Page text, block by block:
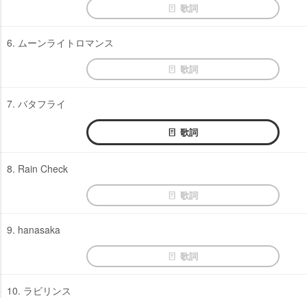
歌詞
6. ムーンライトロマンス
歌詞
7. バタフライ
歌詞
8. Rain Check
歌詞
9. hanasaka
歌詞
10. ラビリンス